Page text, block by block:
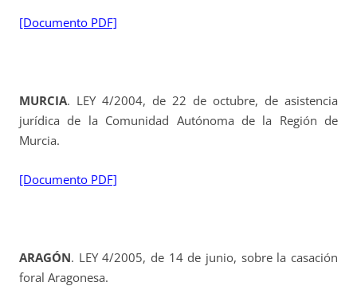
[Documento PDF]
MURCIA. LEY 4/2004, de 22 de octubre, de asistencia
jurídica de la Comunidad Autónoma de la Región de
Murcia.
[Documento PDF]
ARAGÓN. LEY 4/2005, de 14 de junio, sobre la casación
foral Aragonesa.